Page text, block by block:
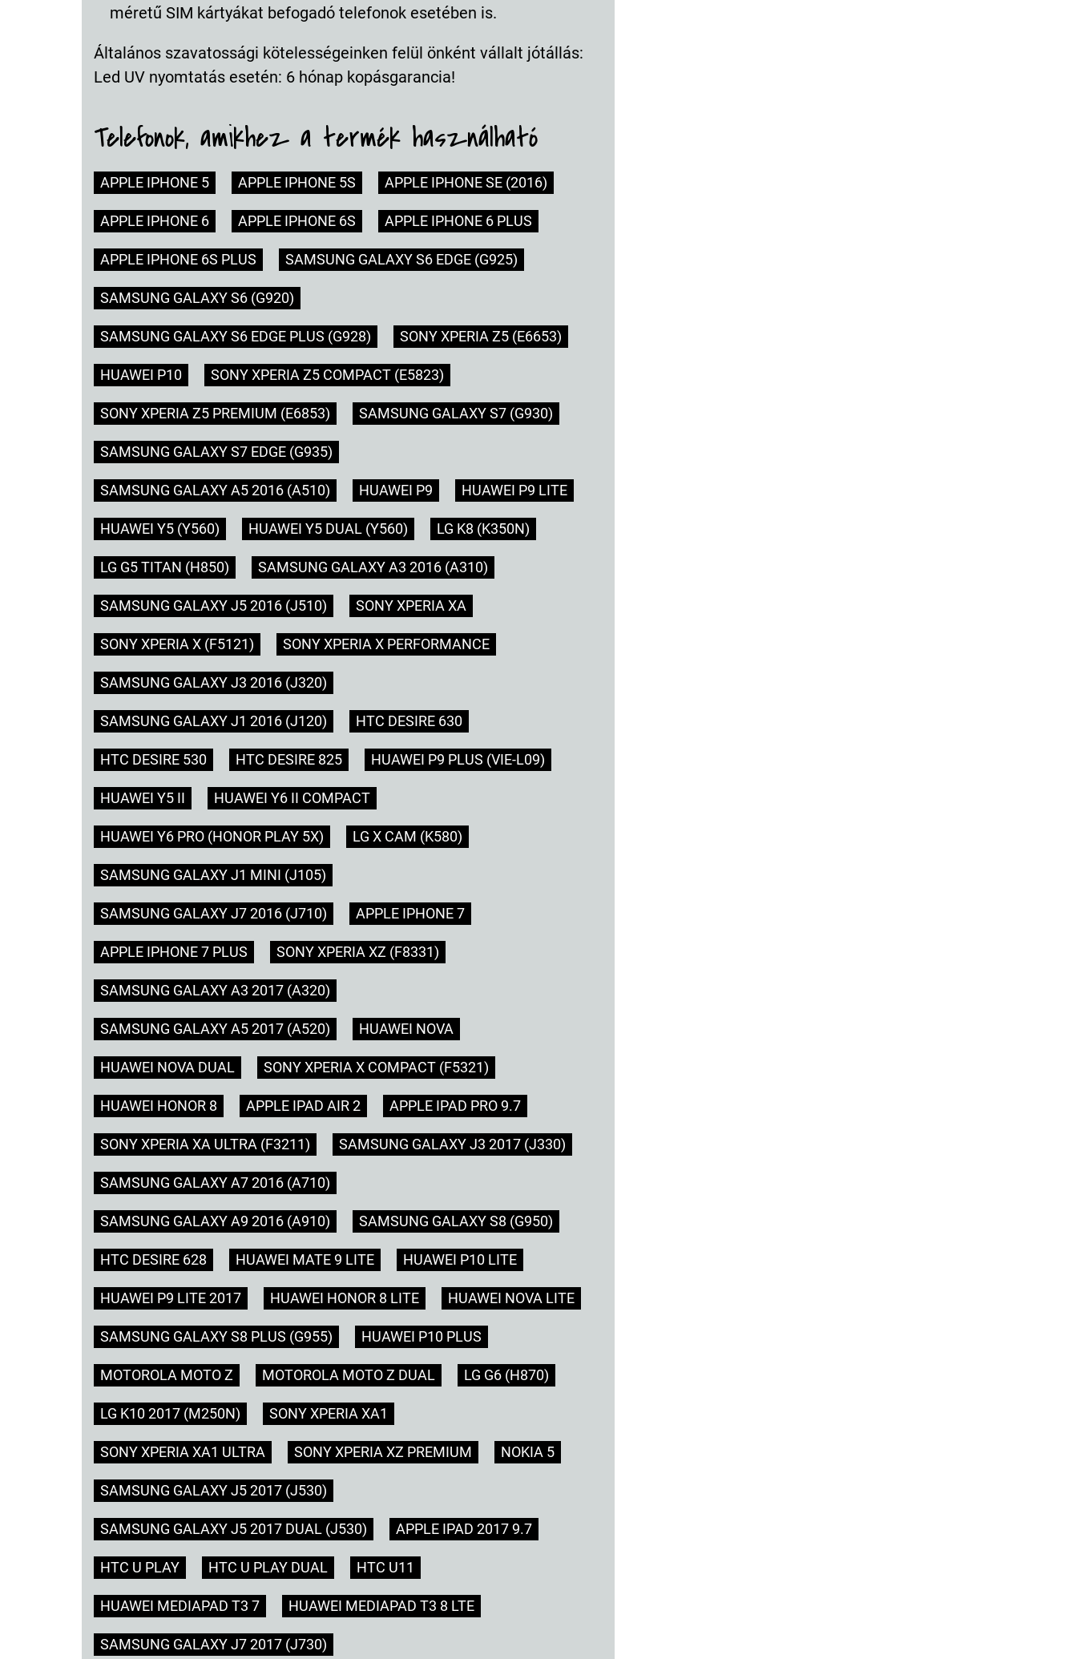
méretű SIM kártyákat befogadó telefonok esetében is.
Általános szavatossági kötelességeinken felül önként vállalt jótállás:
Led UV nyomtatás esetén: 6 hónap kopásgarancia!
Telefonok, amikhez a termék használható
APPLE IPHONE 5 APPLE IPHONE 5S APPLE IPHONE SE (2016)
APPLE IPHONE 6 APPLE IPHONE 6S APPLE IPHONE 6 PLUS
APPLE IPHONE 6S PLUS SAMSUNG GALAXY S6 EDGE (G925)
SAMSUNG GALAXY S6 (G920)
SAMSUNG GALAXY S6 EDGE PLUS (G928) SONY XPERIA Z5 (E6653)
HUAWEI P10 SONY XPERIA Z5 COMPACT (E5823)
SONY XPERIA Z5 PREMIUM (E6853) SAMSUNG GALAXY S7 (G930)
SAMSUNG GALAXY S7 EDGE (G935)
SAMSUNG GALAXY A5 2016 (A510) HUAWEI P9 HUAWEI P9 LITE
HUAWEI Y5 (Y560) HUAWEI Y5 DUAL (Y560) LG K8 (K350N)
LG G5 TITAN (H850) SAMSUNG GALAXY A3 2016 (A310)
SAMSUNG GALAXY J5 2016 (J510) SONY XPERIA XA
SONY XPERIA X (F5121) SONY XPERIA X PERFORMANCE
SAMSUNG GALAXY J3 2016 (J320)
SAMSUNG GALAXY J1 2016 (J120) HTC DESIRE 630
HTC DESIRE 530 HTC DESIRE 825 HUAWEI P9 PLUS (VIE-L09)
HUAWEI Y5 II HUAWEI Y6 II COMPACT
HUAWEI Y6 PRO (HONOR PLAY 5X) LG X CAM (K580)
SAMSUNG GALAXY J1 MINI (J105)
SAMSUNG GALAXY J7 2016 (J710) APPLE IPHONE 7
APPLE IPHONE 7 PLUS SONY XPERIA XZ (F8331)
SAMSUNG GALAXY A3 2017 (A320)
SAMSUNG GALAXY A5 2017 (A520) HUAWEI NOVA
HUAWEI NOVA DUAL SONY XPERIA X COMPACT (F5321)
HUAWEI HONOR 8 APPLE IPAD AIR 2 APPLE IPAD PRO 9.7
SONY XPERIA XA ULTRA (F3211) SAMSUNG GALAXY J3 2017 (J330)
SAMSUNG GALAXY A7 2016 (A710)
SAMSUNG GALAXY A9 2016 (A910) SAMSUNG GALAXY S8 (G950)
HTC DESIRE 628 HUAWEI MATE 9 LITE HUAWEI P10 LITE
HUAWEI P9 LITE 2017 HUAWEI HONOR 8 LITE HUAWEI NOVA LITE
SAMSUNG GALAXY S8 PLUS (G955) HUAWEI P10 PLUS
MOTOROLA MOTO Z MOTOROLA MOTO Z DUAL LG G6 (H870)
LG K10 2017 (M250N) SONY XPERIA XA1
SONY XPERIA XA1 ULTRA SONY XPERIA XZ PREMIUM NOKIA 5
SAMSUNG GALAXY J5 2017 (J530)
SAMSUNG GALAXY J5 2017 DUAL (J530) APPLE IPAD 2017 9.7
HTC U PLAY HTC U PLAY DUAL HTC U11
HUAWEI MEDIAPAD T3 7 HUAWEI MEDIAPAD T3 8 LTE
SAMSUNG GALAXY J7 2017 (J730)